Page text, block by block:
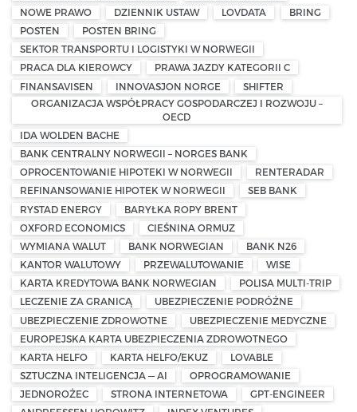
NOWE PRAWO
DZIENNIK USTAW LOVDATA
BRING
POSTEN
POSTEN BRING
SEKTOR TRANSPORTU I LOGISTYKI W NORWEGII
PRACA DLA KIEROWCY
PRAWA JAZDY KATEGORII C
FINANSAVISEN
INNOVASJON NORGE
SHIFTER
ORGANIZACJA WSPÓŁPRACY GOSPODARCZEJ I ROZWOJU –
OECD
IDA WOLDEN BACHE
BANK CENTRALNY NORWEGII – NORGES BANK
OPROCENTOWANIE HIPOTEKI W NORWEGII
RENTERADAR
REFINANSOWANIE HIPOTEK W NORWEGII
SEB BANK
RYSTAD ENERGY
BARYŁKA ROPY BRENT
OXFORD ECONOMICS
CIEŚNINA ORMUZ
WYMIANA WALUT
BANK NORWEGIAN
BANK N26
KANTOR WALUTOWY
PRZEWALUTOWANIE
WISE
KARTA KREDYTOWA BANK NORWEGIAN
POLISA MULTI-TRIP
LECZENIE ZA GRANICĄ
UBEZPIECZENIE PODRÓŻNE
UBEZPIECZENIE ZDROWOTNE
UBEZPIECZENIE MEDYCZNE
EUROPEJSKA KARTA UBEZPIECZENIA ZDROWOTNEGO
KARTA HELFO
KARTA HELFO/EKUZ
LOVABLE
SZTUCZNA INTELIGENCJA — AI
OPROGRAMOWANIE
JEDNOROŻEC
STRONA INTERNETOWA
GPT-ENGINEER